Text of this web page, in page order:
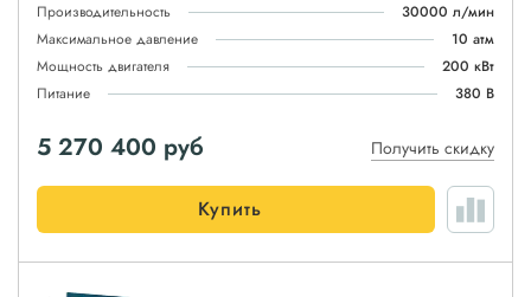
Производительность
30000 л/мин
Максимальное давление
10 атм
Мощность двигателя
200 кВт
Питание
380 В
5 270 400 руб Получить скидку
Купить